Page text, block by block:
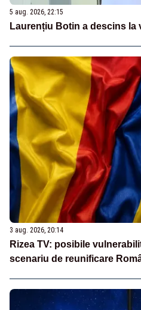
5 aug. 2026, 22:15
Laurențiu Botin a descins la
3 aug. 2026, 20:14
Rizea TV: posibile
scenariu de reunificare